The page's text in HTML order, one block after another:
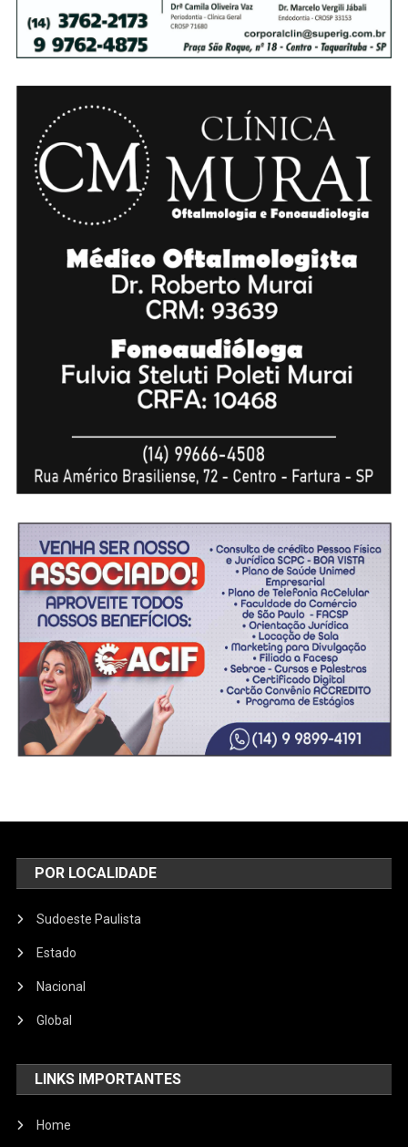
POR LOCALIDADE
Sudoeste Paulista
Estado
Nacional
Global
LINKS IMPORTANTES
Home